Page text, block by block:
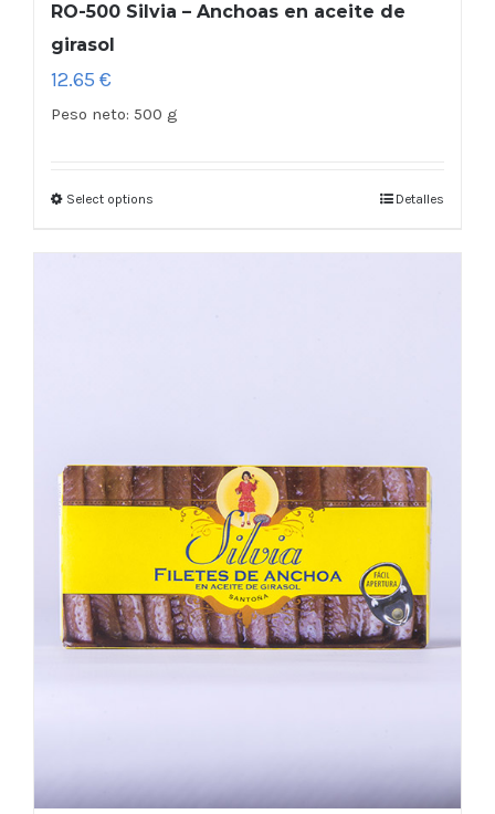
RO-500 Silvia – Anchoas en aceite de
girasol
12.65 €
Peso neto: 500 g
Select options Detalles